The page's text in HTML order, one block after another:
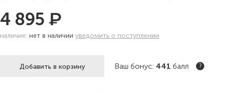
4 895 ₽
наличие: нет в наличии уведомить о поступлении
Добавить в корзину Ваш бонус: 441 балл ?